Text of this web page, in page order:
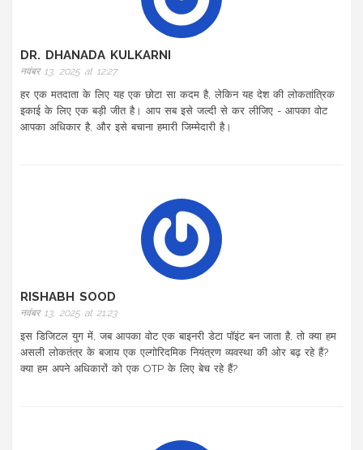
DR. DHANADA KULKARNI
नवंबर 13, 2025 at 12:27
हर एक मतदाता के लिए यह एक छोटा सा कदम है, लेकिन यह देश की लोकतांत्रिक
इकाई के लिए एक बड़ी जीत है। आप सब इसे जल्दी से कर लीजिए - आपका वोट
आपका अधिकार है, और इसे बचाना हमारी जिम्मेदारी है।
RISHABH SOOD
नवंबर 13, 2025 at 21:23
इस डिजिटल युग में, जब आपका वोट एक बाइनरी डेटा पॉइंट बन जाता है, तो क्या हम
असली लोकतंत्र के बजाय एक एल्गोरिदमिक नियंत्रण व्यवस्था की ओर बढ़ रहे हैं?
क्या हम अपने अधिकारों को एक OTP के लिए बेच रहे हैं?